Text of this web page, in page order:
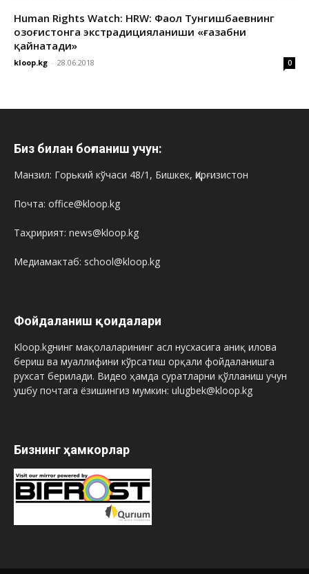
Human Rights Watch: HRW: Фаол Тунгишбаевнинг
Қозоғистонга экстрадицияланиши «ғазабни
қайнатади»
kloop.kg - 28.06.2018 0
Биз билан боғланиш учун:
Манзил: Горький кўчаси 48/1, Бишкек, Қирғизистон
Почта: office@kloop.kg
Таҳририят: news@kloop.kg
Медиамактаб: school@kloop.kg
Фойдаланиш қоидалари
Kloop.kgнинг мақолаларининг асл нусхасига аниқ илова
бериш ва муаллифини кўрсатиш орқали фойдаланишга
рухсат берилади. Видео ҳамда суратларни қўлланиш учун
ушбу почтага ёзишингиз мумкин: ulugbek@kloop.kg
Бизнинг ҳамкорлар